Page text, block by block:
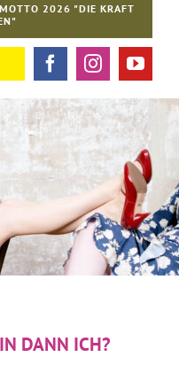
2026 "DIE KRAFT
DANN ICH?